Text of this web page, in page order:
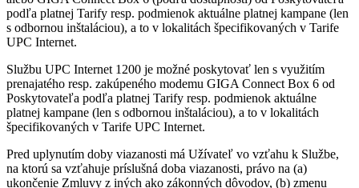
podľa platnej Tarify resp. podmienok aktuálne platnej kampane (len
s odbornou inštaláciou), a to v lokalitách špecifikovaných v Tarife
UPC Internet.
Službu UPC Internet 1200 je možné poskytovať len s využitím
prenajatého resp. zakúpeného modemu GIGA Connect Box 6 od
Poskytovateľa podľa platnej Tarify resp. podmienok aktuálne
platnej kampane (len s odbornou inštaláciou), a to v lokalitách
špecifikovaných v Tarife UPC Internet.
Pred uplynutím doby viazanosti má Užívateľ vo vzťahu k Službe,
na ktorú sa vzťahuje príslušná doba viazanosti, právo na (a)
ukončenie Zmluvy z iných ako zákonných dôvodov, (b) zmenu